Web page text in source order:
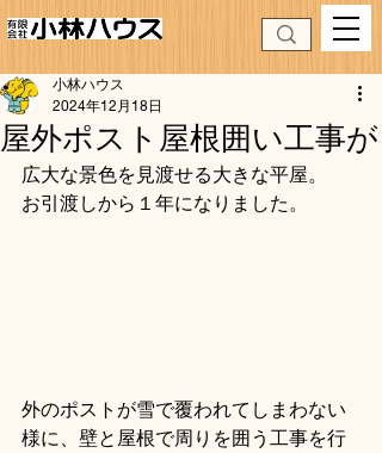
屋外ポスト屋根囲い工事が
小林ハウス
2024年12月18日
広大な景色を見渡せる大きな平屋。
お引渡しから１年になりました。
外のポストが雪で覆われてしまわない
様に、壁と屋根で周りを囲う工事を行